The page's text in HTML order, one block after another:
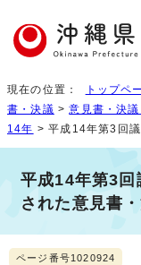
現在の位置： トップペ
書・決議 >意見書・決
14年 > 平成14年第3回
平成14年第3
された意見書
ページ番号1020924